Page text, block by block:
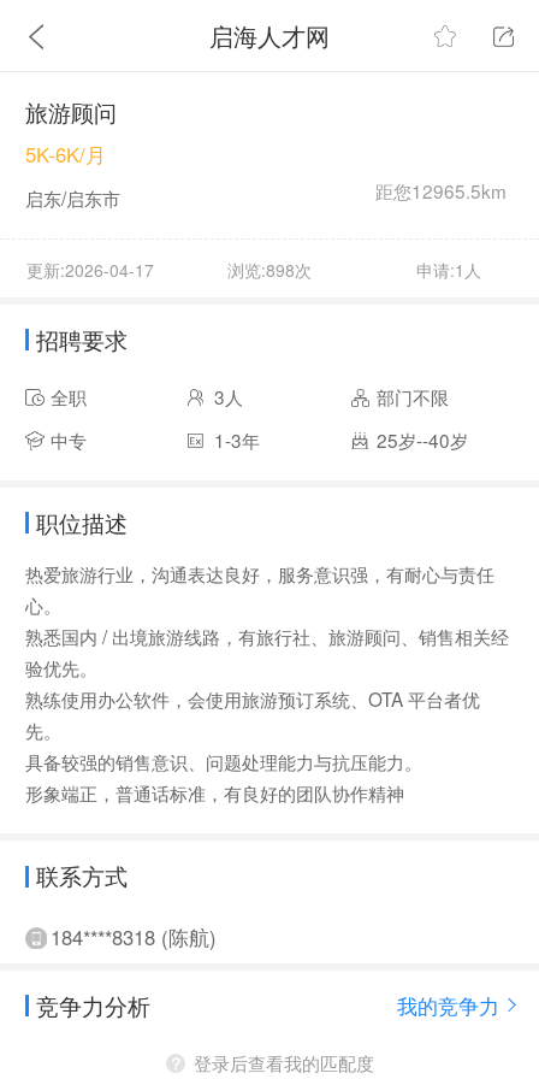
启海人才网
旅游顾问
距您12965.5km
5K-6K/月
启东/启东市
更新:2026-04-17 浏览:898次 申请:1人
招聘要求
全职 3人
部门不限
中专
1-3年 25岁--40岁
职位描述
热爱旅游行业，沟通表达良好，服务意识强，有耐心与责任
心。
熟悉国内 / 出境旅游线路，有旅行社、旅游顾问、销售相关经
验优先。
熟练使用办公软件，会使用旅游预订系统、OTA 平台者优
先。
具备较强的销售意识、问题处理能力与抗压能力。
形象端正，普通话标准，有良好的团队协作精神
联系方式
184****8318 (陈航)
竞争力分析 我的竞争力
登录后查看我的匹配度